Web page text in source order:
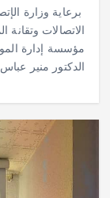
برعاية وزارة
الاتصالات
مؤسسة إدارة
الدكتور منير